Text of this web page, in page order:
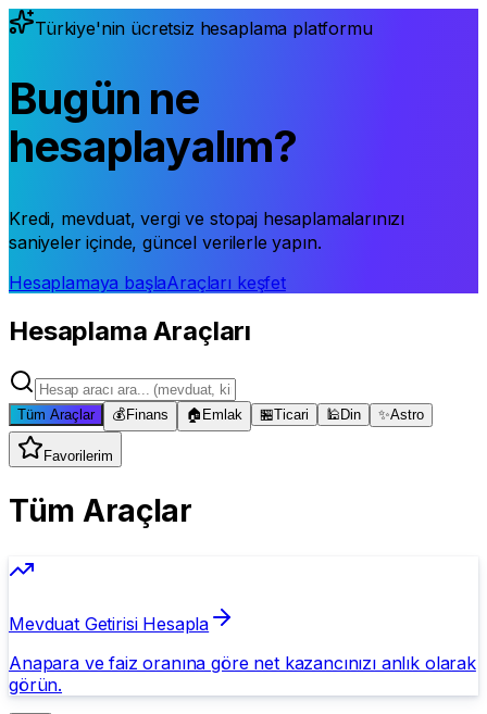
Türkiye'nin ücretsiz hesaplama platformu
Bugün ne
hesaplayalım?
Kredi, mevduat, vergi ve stopaj hesaplamalarınızı
saniyeler içinde, güncel verilerle yapın.
Hesaplamaya başlaAraçları keşfet
Hesaplama Araçları
Tüm Araçlar 💰 Finans 🏠 Emlak 🏪Ticari 🕌 Din ✨Astro
Favorilerim
Tüm Araçlar
Mevduat Getirisi Hesapla
Anapara ve faiz oranına göre net kazancınızı anlık olarak
görün.